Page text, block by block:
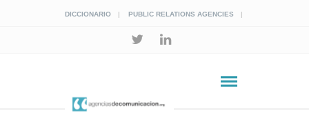
DICCIONARIO PUBLIC RELATIONS AGENCIES